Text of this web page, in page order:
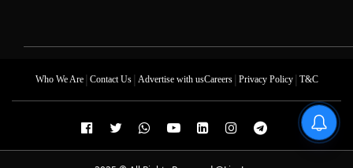
Who We Are| Contact Us| Advertise with usCareers| Privacy Policy| T&C